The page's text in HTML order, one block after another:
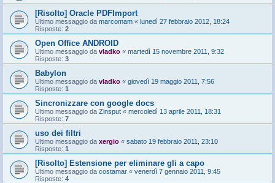
[Risolto] Oracle PDFImport
Ultimo messaggio da marcomam « lunedì 27 febbraio 2012, 18:24
Risposte: 2
Open Office ANDROID
Ultimo messaggio da vladko « martedì 15 novembre 2011, 9:32
Risposte: 3
Babylon
Ultimo messaggio da vladko « giovedì 19 maggio 2011, 7:56
Risposte: 1
Sincronizzare con google docs
Ultimo messaggio da Zinsput « mercoledì 13 aprile 2011, 18:31
Risposte: 7
uso dei filtri
Ultimo messaggio da xergio « sabato 19 febbraio 2011, 23:10
Risposte: 1
[Risolto] Estensione per eliminare gli a capo
Ultimo messaggio da costamar « venerdì 7 gennaio 2011, 9:45
Risposte: 4